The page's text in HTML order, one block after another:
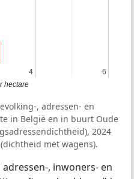
4
4 6
6
hectare
, adressen- en
in België en in buurt Oude
2024
met wagens).
, inwoners- en